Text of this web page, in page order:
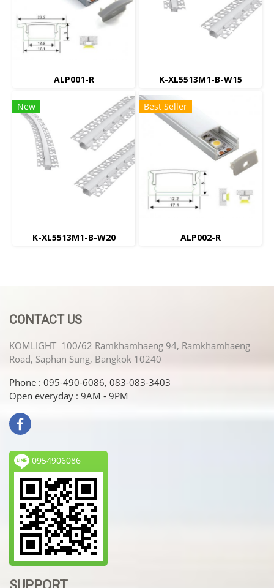
ALP001-R K-XL5513M1-B-W15
New
K-XL5513M1-B-W20
Best Seller
ALP002-R
CONTACT US
KOMLIGHT 100/62 Ramkhamhaeng 94, Ramkhamhaeng
Road, Saphan Sung, Bangkok 10240
Phone : 095-490-6086, 083-083-3403
Open everyday : 9AM - 9PM
0954906086
SUPPORT